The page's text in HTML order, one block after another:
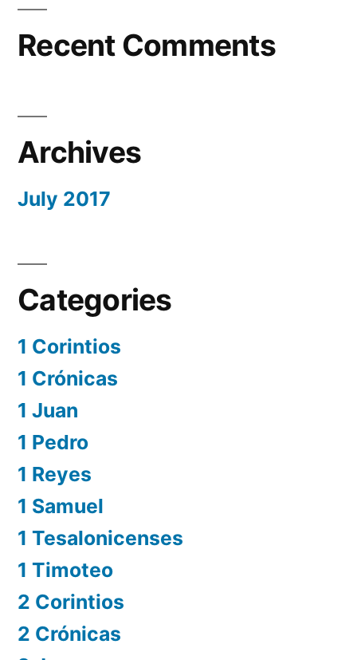
Recent Comments
Archives
July 2017
Categories
1 Corintios
1 Crónicas
1 Juan
1 Pedro
1 Reyes
1 Samuel
1 Tesalonicenses
1 Timoteo
2 Corintios
2 Crónicas